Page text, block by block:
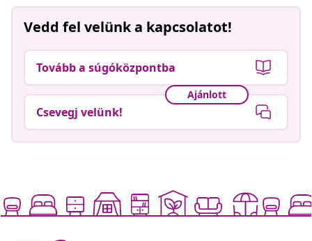
Vedd fel velünk a kapcsolatot!
Tovább a súgóközpontba
Ajánlott
Csevegj velünk!